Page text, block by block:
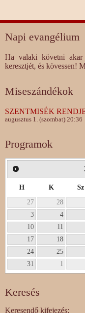
Napi evangélium
Ha valaki követni akar
keresztjét, és kövessen!
Miseszándékok
SZENTMISÉK
augusztus 1. (szombat) 20:36
Programok
H K Sz
27
28
3
4
10
11
17
18
24
25
31
1
Keresés
Keresendő kifejezés: